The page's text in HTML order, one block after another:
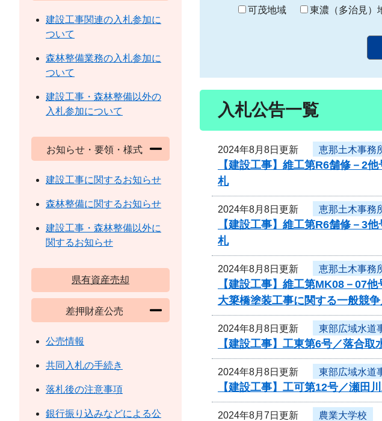
り可茂地域
東濃（多治見）
入札公告一覧
2024年8月8日更新 恵那土木事務
【建設工事】維工第R6舗修－
札
2024年8月8日更新 恵那土木事務
【建設工事】維工第R6舗修－
札
2024年8月8日更新 恵那土木事務
【建設工事】維工第MK08－07
大簗橋塗装工事に関する一般競
2024年8月8日更新 東部広域水道
【建設工事】工東第6号／落合
2024年8月8日更新 東部広域水道
【建設工事】工可第12号／瀬田
2024年8月7日更新 農業大学校
建設工事関連の入札参加に
ついて
森林整備業務の入札参加に
ついて
建設工事・森林整備以外の
入札参加について
お知らせ・要領・様式
建設工事に関するお知らせ
森林整備に関するお知らせ
建設工事・森林整備以外に
関するお知らせ
県有資産売却
差押財産公売
公売情報
共同入札の手続き
落札後の注意事項
銀行振り込みなどによる公